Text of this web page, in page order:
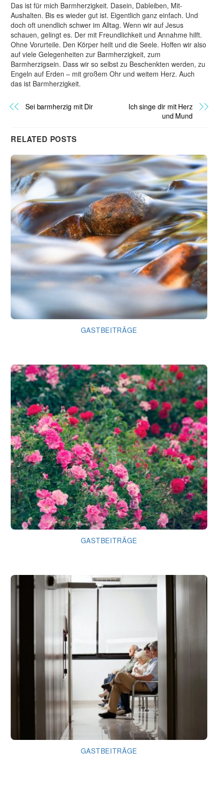
Das ist für mich Barmherzigkeit. Dasein, Dableiben, Mit-
Aushalten. Bis es wieder gut ist. Eigentlich ganz einfach. Und
doch oft unendlich schwer im Alltag. Wenn wir auf Jesus
schauen, gelingt es. Der mit Freundlichkeit und Annahme hilft.
Ohne Vorurteile. Den Körper heilt und die Seele. Hoffen wir also
auf viele Gelegenheiten zur Barmherzigkeit, zum
Barmherzigsein. Dass wir so selbst zu Beschenkten werden, zu
Engeln auf Erden – mit großem Ohr und weitem Herz. Auch
das ist Barmherzigkeit.
Sei barmherzig mit Dir
Ich singe dir mit Herz
und Mund
RELATED POSTS
GASTBEITRÄGE
GASTBEITRÄGE
GASTBEITRÄGE